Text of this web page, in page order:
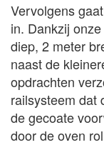
Vervolgens
in. Dankzij
diep, 2 meter
naast de
opdrachten
railsysteem dat
de gecoate
door de oven